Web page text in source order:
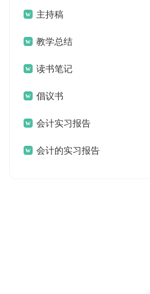
主持稿
教学总结
读书笔记
倡议书
会计实习报告
会计的实习报告